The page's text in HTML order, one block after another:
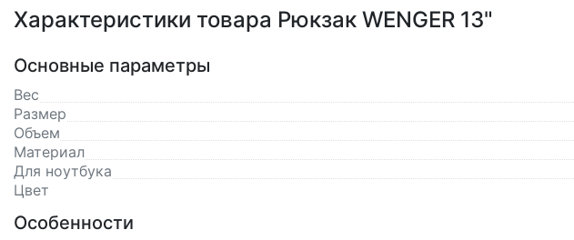
Характеристики товара Рюкзак WENGER 13"
Основные параметры
Вес
Размер
Объем
Материал
Для ноутбука
Цвет
Особенности